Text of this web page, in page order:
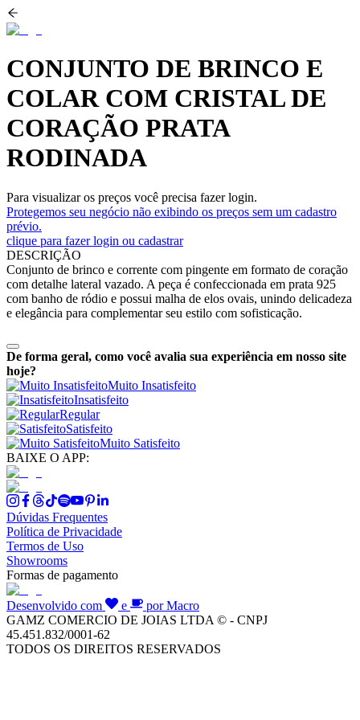
CONJUNTO DE BRINCO E
COLAR COM CRISTAL DE
CORAÇÃO PRATA
RODINADA
Para visualizar os preços você precisa fazer login.
Protegemos seu negócio não exibindo os preços sem um cadastro
prévio.
clique para fazer login ou cadastrar
DESCRIÇÃO
Conjunto de brinco e corrente com pingente em formato de coração
com detalhe lateral vazado. A peça é confeccionada em prata 925
com banho de ródio e possui malha de elos ovais, unindo delicadeza
e elegância para complementar seu estilo com sofisticação.
De forma geral, como você avalia sua experiência em nosso site
hoje?
Muito Insatisfeito
Insatisfeito
Regular
Satisfeito
Muito Satisfeito
BAIXE O APP:
Dúvidas Frequentes
Política de Privacidade
Termos de Uso
Showrooms
Formas de pagamento
Desenvolvido com e
por Macro
GAMZ COMERCIO DE JOIAS LTDA © - CNPJ
45.451.832/0001-62
TODOS OS DIREITOS RESERVADOS